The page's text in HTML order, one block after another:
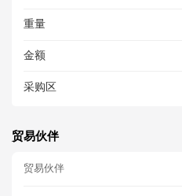
重量
金额
采购区
贸易伙伴
贸易伙伴